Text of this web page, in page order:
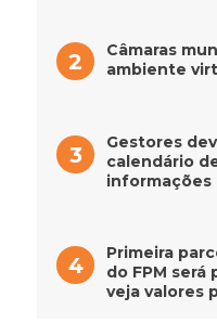
Câmaras
ambiente
Gestores
calendário
informações
Primeira
do FPM será
veja valores